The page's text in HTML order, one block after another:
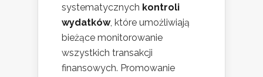
systematycznych kontroli
wydatków, które umożliwiają
bieżące monitorowanie
wszystkich transakcji
finansowych. Promowanie